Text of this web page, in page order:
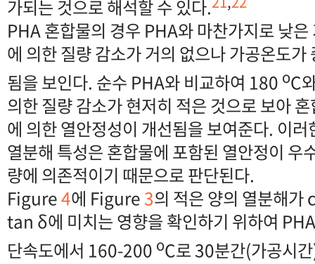
가되는 것으로 해석할 수 있다.
PHA 혼합물의 경우 PHA와 마찬가지로 낮
에 의한 질량 감소가 거의 없으나 가공온도
됨을 보인다. 순수 PHA와 비교하여 180 oC
의한 질량 감소가 현저히 적은 것으로 보아
에 의한 열안정성이 개선됨을 보여준다. 이
열분해 특성은 혼합물에 포함된 열안정이 우
량에 의존적이기 때문으로 판단된다.
Figure4에 Figure3의 적은 양의 열분해
tan δ에 미치는 영향을 확인하기 위하여
단속도에서 160-200 oC로 30분간(가공시